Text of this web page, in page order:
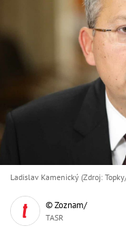
Ladislav Kamenický (Zdroj:
© Zoznam/
TASR